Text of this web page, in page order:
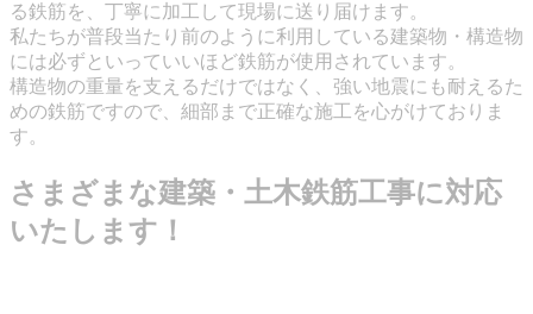
る鉄筋を、丁寧に加工して現場に送り届けます。
私たちが普段当たり前のように利用している建築物・構造物
には必ずといっていいほど鉄筋が使用されています。
構造物の重量を支えるだけではなく、強い地震にも耐えるた
めの鉄筋ですので、細部まで正確な施工を心がけておりま
す。
さまざまな建築・土木鉄筋工事に対応
いたします！